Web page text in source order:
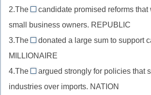
прилагательное
перед
существительным,
2.The
//
прилагательное
перед
существительным,
republic
candidate promised reforms that
small business owners. REPUBLIC
3.The
//
существительное
в
donated a large sum to support
MILLIONAIRE
4.The
nationalist
//
argued strongly for policies that
industries over imports. NATION